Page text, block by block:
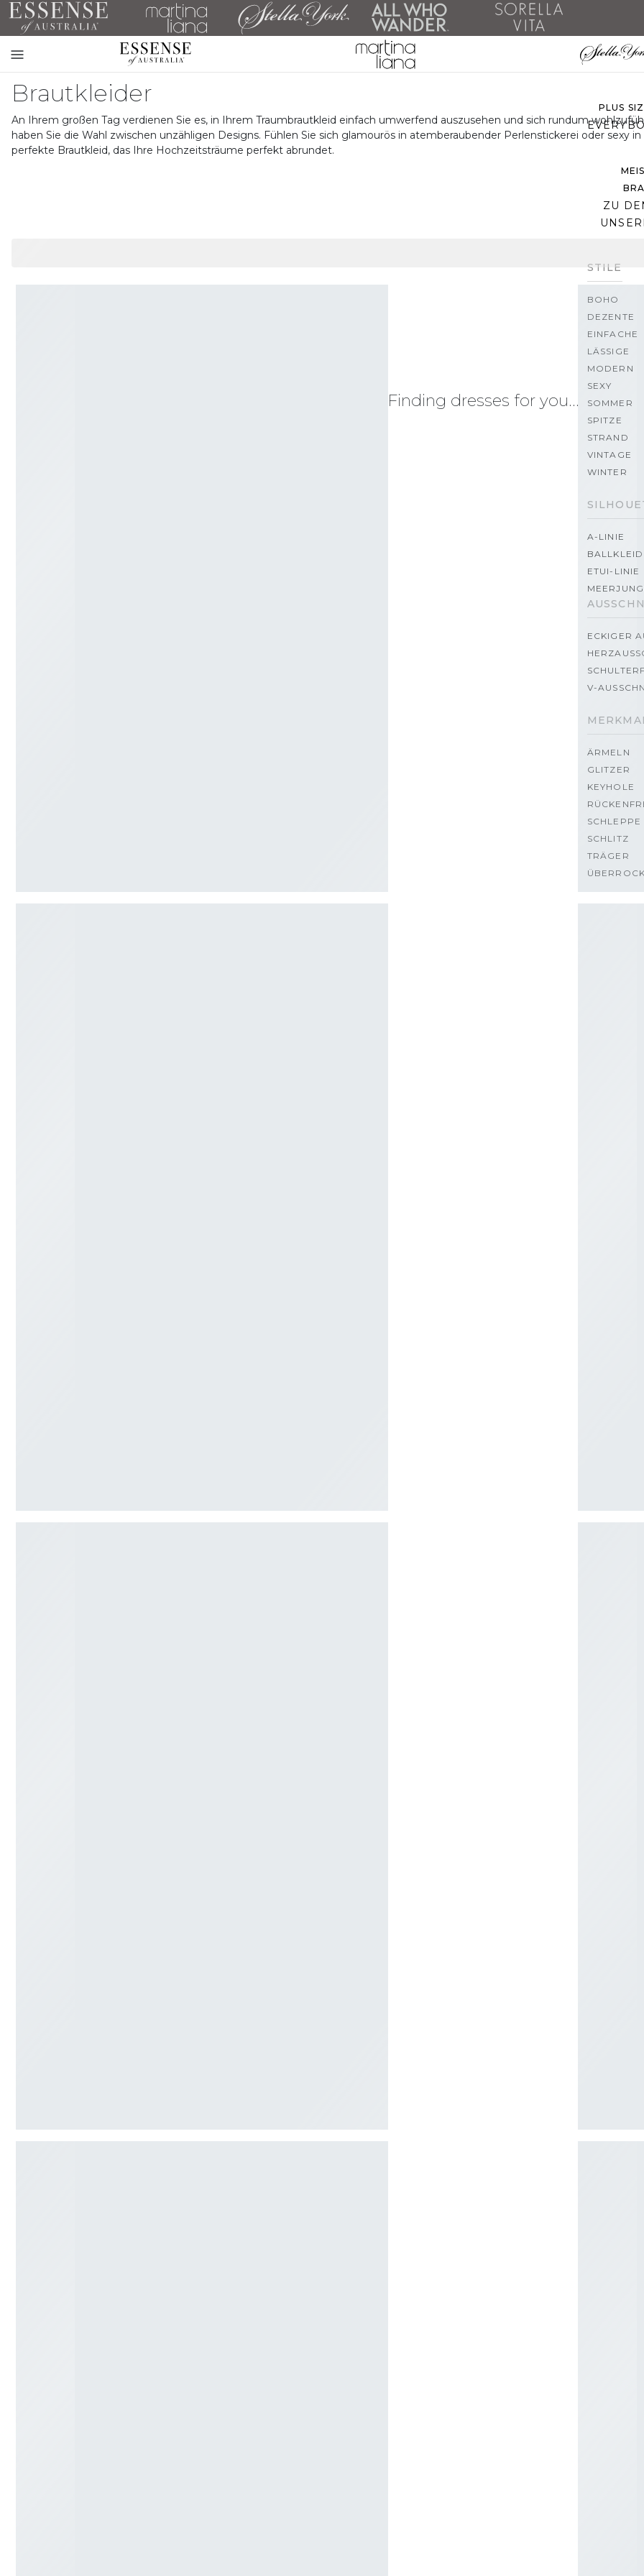
ALLE
ZU DEN
PLUS
ZU
STILE
BOHO
DEZENTE
EINFACHE
LÄSSIGE
MODERN
SEXY
SOMMER
SPITZE
STRAND
VINTAGE
WINTER
A-LINIE
BALLKLEID
ETUI-LINIE
ECKIGER
V-
ÄRMELN
GLITZER
KEYHOLE
SCHLEPPE
SCHLITZ
TRÄGER
ÜBERROCK
mobile
navigation
Brautkleider
An Ihrem großen Tag verdienen Sie es, in Ihrem Traumbrautkleid einfach umwerfend auszusehen und sich rundum
haben Sie die Wahl zwischen unzähligen Designs. Fühlen Sie sich glamourös in atemberaubender Perlenstickerei oder sexy
perfekte Brautkleid, das Ihre Hochzeitsträume perfekt abrundet.
Finding dresses for you…